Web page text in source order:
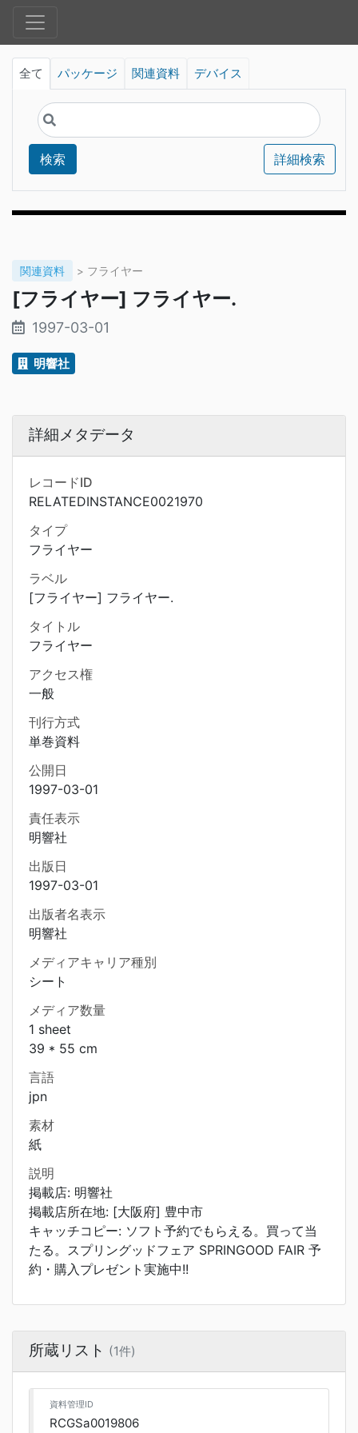
全て パッケージ 関連資料 デバイス
検索 詳細検索
関連資料 > フライヤー
[フライヤー] フライヤー.
1997-03-01
明響社
詳細メタデータ
レコードID
RELATEDINSTANCE0021970
タイプ
フライヤー
ラベル
[フライヤー] フライヤー.
タイトル
フライヤー
アクセス権
一般
刊行方式
単巻資料
公開日
1997-03-01
責任表示
明響社
出版日
1997-03-01
出版者名表示
明響社
メディアキャリア種別
シート
メディア数量
1 sheet
39 * 55 cm
言語
jpn
素材
紙
説明
掲載店: 明響社
掲載店所在地: [大阪府] 豊中市
キャッチコピー: ソフト予約でもらえる。買って当
たる。スプリングッドフェア SPRINGOOD FAIR 予
約・購入プレゼント実施中!!
所蔵リスト (1件)
資料管理ID
RCGSa0019806